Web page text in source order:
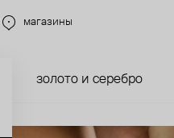
магазины
золото и серебро